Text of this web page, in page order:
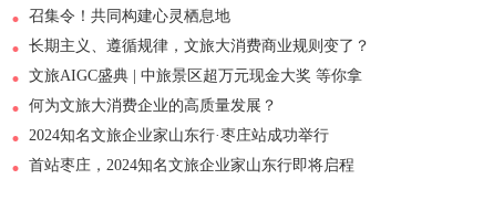
召集令！共同构建心灵栖息地
长期主义、遵循规律，文旅大消费商业规则变了？
文旅AIGC盛典 | 中旅景区超万元现金大奖 等你拿
何为文旅大消费企业的高质量发展？
2024知名文旅企业家山东行·枣庄站成功举行
首站枣庄，2024知名文旅企业家山东行即将启程